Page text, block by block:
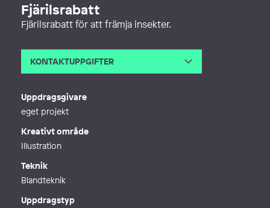
Fjärilsrabatt
Fjärilsrabatt för att främja insekter.
KONTAKTUPPGIFTER
Uppdragsgivare
eget projekt
Kreativt område
Illustration
Teknik
Blandteknik
Uppdragstyp